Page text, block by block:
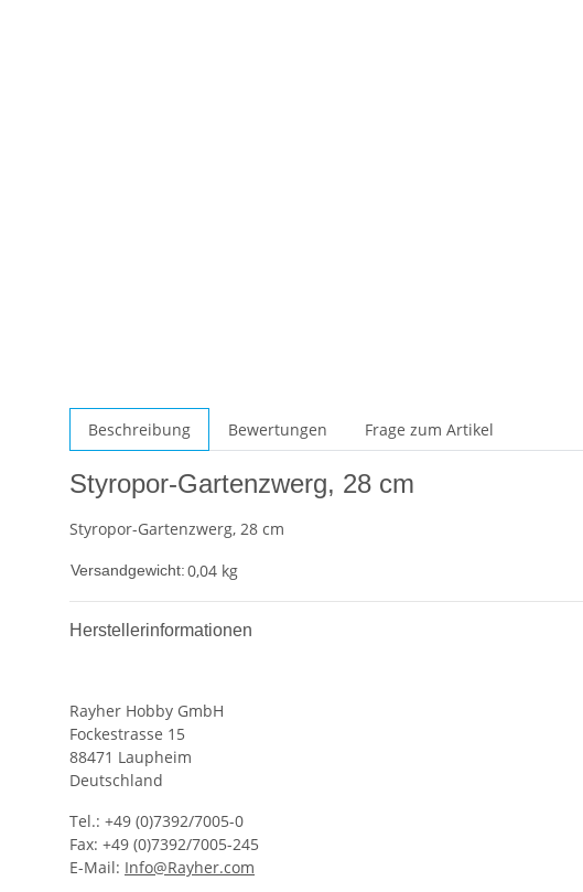
Beschreibung Bewertungen Frage zum Artikel
Styropor-Gartenzwerg, 28 cm
Styropor-Gartenzwerg, 28 cm
Versandgewicht:0,04 kg
Herstellerinformationen
Rayher Hobby GmbH
Fockestrasse 15
88471 Laupheim
Deutschland
Tel.: +49 (0)7392/7005-0
Fax: +49 (0)7392/7005-245
E-Mail: Info@Rayher.com